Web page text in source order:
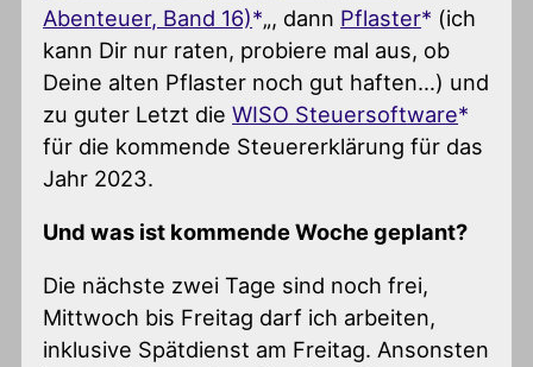
Abenteuer, Band 16) „, dann Pflaster
(ich
kann Dir nur raten, probiere mal aus, ob
Deine alten Pflaster noch gut haften…) und
zu guter Letzt dieWISO Steuersoftware
für die kommende Steuererklärung für das
Jahr 2023.
Und was ist kommende Woche geplant?
Die nächste zwei Tage sind noch frei,
Mittwoch bis Freitag darf ich arbeiten,
inklusive Spätdienst am Freitag. Ansonsten